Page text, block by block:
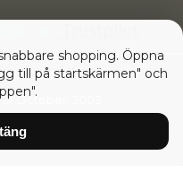
and Gemstones
October, 2005
shopping. Öppna
till på startskärmen" och